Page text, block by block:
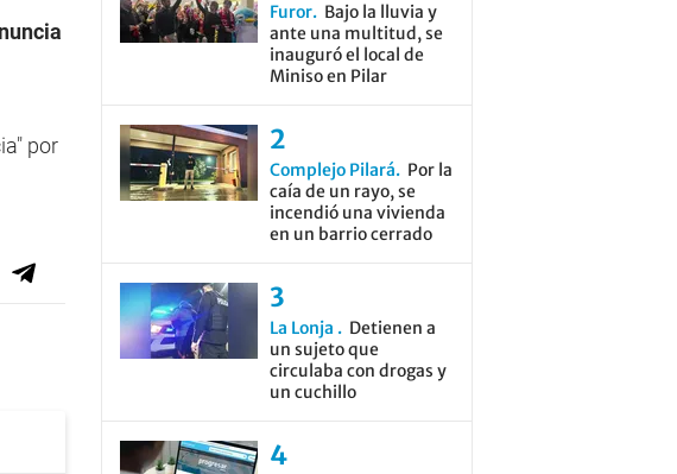
por
Furor
Bajo la lluvia y
ante una multitud, se
inauguró el local de
Miniso en Pilar
Complejo Pilará
Por la
caía de un rayo, se
incendió una vivienda
en un barrio cerrado
La Lonja
Detienen a
un sujeto que
circulaba con drogas y
un cuchillo